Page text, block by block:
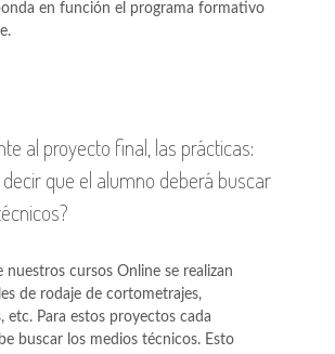
en función el programa formativo
al proyecto final, las prácticas:
decir que el alumno deberá buscar
nuestros cursos Online se realizan
de rodaje de cortometrajes,
etc. Para estos proyectos cada
buscar los medios técnicos. Esto